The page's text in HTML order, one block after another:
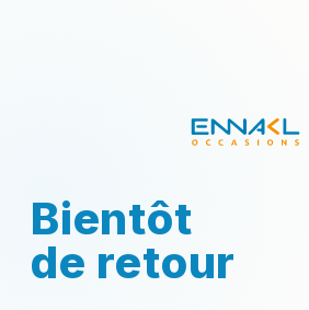
Bientôt
de retour